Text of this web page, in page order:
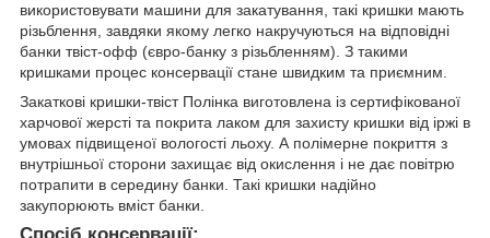
використовувати машини для закатування, такі кришки мають
різьблення, завдяки якому легко накручуються на відповідні
банки твіст-офф (євро-банку з різьбленням). З такими
кришками процес консервації стане швидким та приємним.
Закаткові кришки-твіст Полінка виготовлена із сертифікованої
харчової жерсті та покрита лаком для захисту кришки від іржі в
умовах підвищеної вологості льоху. А полімерне покриття з
внутрішньої сторони захищає від окислення і не дає повітрю
потрапити в середину банки. Такі кришки надійно
закупорюють вміст банки.